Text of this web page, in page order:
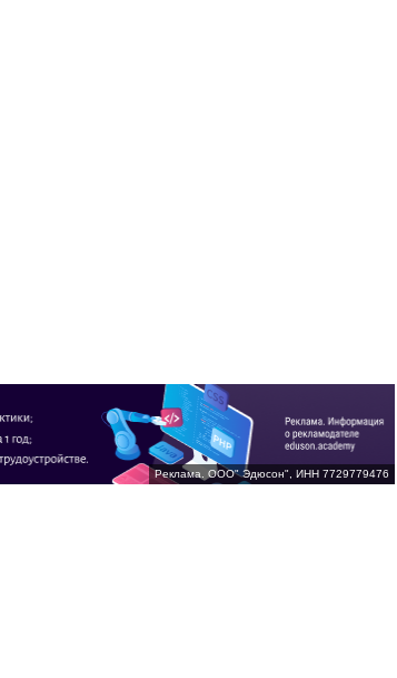
Реклама. ООО" Эдюсон", ИНН 7729779476